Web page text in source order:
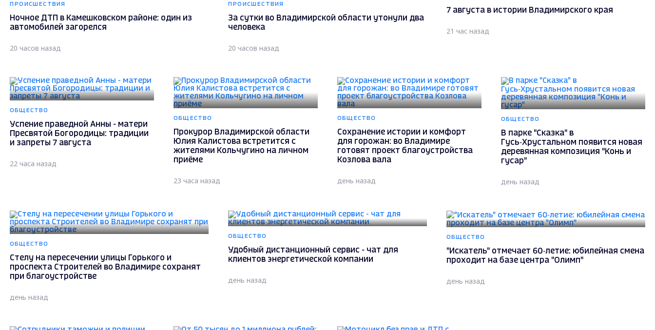
ПРОИСШЕСТВИЯ
Ночное ДТП в Камешковском районе: один из
автомобилей загорелся
20 часов назад
ПРОИСШЕСТВИЯ
За сутки во Владимирской области утонули два
человека
20 часов назад
7 августа в истории Владимирского края
21 час назад
ОБЩЕСТВО
Успение праведной Анны - матери
Пресвятой Богородицы: традиции
и запреты 7 августа
22 часа назад
ОБЩЕСТВО
Прокурор Владимирской области
Юлия Калистова встретится с
жителями Кольчугино на личном
приёме
23 часа назад
ОБЩЕСТВО
Сохранение истории и комфорт
для горожан: во Владимире
готовят проект благоустройства
Козлова вала
день назад
ОБЩЕСТВО
В парке "Сказка" в
Гусь‑Хрустальном появится новая
деревянная композиция "Конь и
гусар"
день назад
ОБЩЕСТВО
Стелу на пересечении улицы Горького и
проспекта Строителей во Владимире сохранят
при благоустройстве
день назад
ОБЩЕСТВО
Удобный дистанционный сервис - чат для
клиентов энергетической компании
день назад
ОБЩЕСТВО
"Искатель" отмечает 60‑летие: юбилейная смена
проходит на базе центра "Олимп"
день назад